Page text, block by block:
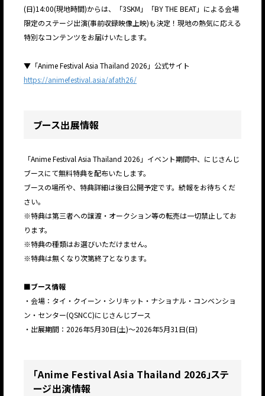
(日)14:00(現地時間)からは、「3SKM」「BY THE BEAT」による会場
限定のステージ出演(事前収録映像上映)も決定！現地の熱気に応える
特別なコンテンツをお届けいたします。
▼「Anime Festival Asia Thailand 2026」公式サイト
https://animefestival.asia/afath26/
ブース出展情報
「Anime Festival Asia Thailand 2026」イベント期間中、にじさんじ
ブースにて無料特典を配布いたします。
ブースの場所や、特典詳細は後日公開予定です。続報をお待ちくだ
さい。
※特典は第三者への譲渡・オークション等の転売は一切禁止してお
ります。
※特典の種類はお選びいただけません。
※特典は無くなり次第終了となります。
■ブース情報
・会場：タイ・クイーン・シリキット・ナショナル・コンベンショ
ン・センター(QSNCC)にじさんじブース
・出展期間：2026年5月30日(土)〜2026年5月31日(日)
「Anime Festival Asia Thailand 2026」ステ
ージ出演情報